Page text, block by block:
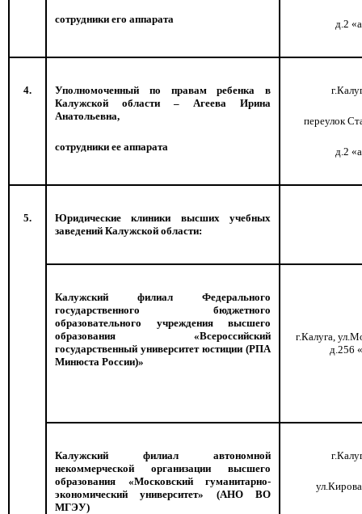
сотрудники его аппарата д.2
4.
Уполномоченный по правам ребенка в
Калужской области – Агеева Ирина
Анатольевна,
сотрудники ее аппарата
переулок
д.2
5.
Юридические клиники высших учебных
заведений Калужской области:
Калужский филиал Федерального
государственного бюджетного
образовательного учреждения высшего
образования «Всероссийский
государственный университет юстиции (РПА
Минюста России)»
г.Калуга,
д.256
Калужский филиал автономной
некоммерческой организации высшего
образования «Московский гуманитарно-
экономический университет» (АНО ВО
МГЭУ)